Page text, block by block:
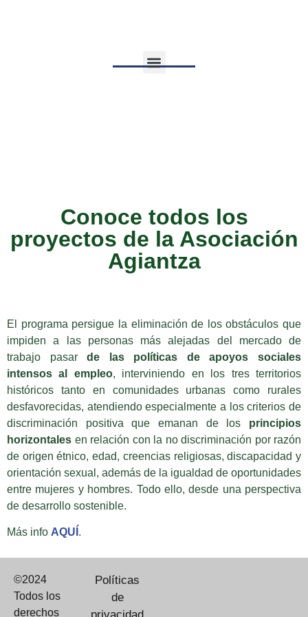
Proyectos
Conoce todos los
proyectos de la Asociación
Agiantza
El programa persigue la eliminación de los obstáculos que
impiden a las personas más alejadas del mercado de
trabajo pasarde las políticas de apoyos sociales
intensos al empleo, interviniendo en los tres territorios
históricos tanto en comunidades urbanas como rurales
desfavorecidas, atendiendo especialmente a los criterios de
discriminación positiva que emanan de los principios
horizontales en relación con la no discriminación por razón
de origen étnico, edad, creencias religiosas, discapacidad y
orientación sexual, además de la igualdad de oportunidades
entre mujeres y hombres. Todo ello, desde una perspectiva
de desarrollo sostenible.
Más info AQUÍ .
©2024
Todos los
derechos
Políticas
de